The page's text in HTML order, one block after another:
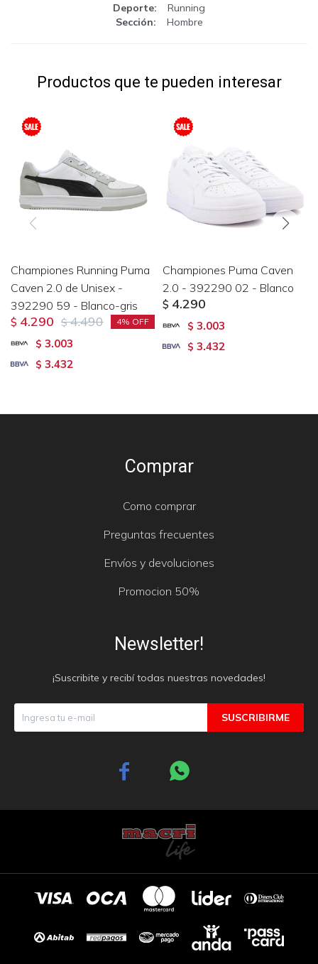
Deporte
Running
Sección
Hombre
Productos que te pueden interesar
Championes Running Puma
Caven 2.0 de Unisex -
392290 59 - Blanco-gris
$ 4.290 $ 4.490 4
$ 3.003
$ 3.432
Championes Puma Caven
2.0 - 392290 02 - Blanco
$ 4.290
$ 3.003
$ 3.432
Comprar
Como comprar
Preguntas frecuentes
Envíos y devoluciones
Promocion 50%
Newsletter!
¡Suscribite y recibí todas nuestras novedades!
SUSCRIBIRME
 